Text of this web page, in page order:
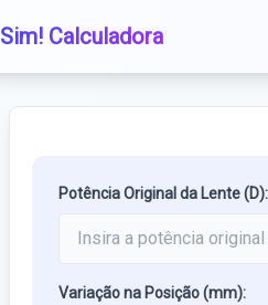
Sim! Calculadora
Potência Original da Lente (D):
Variação na Posição (mm):